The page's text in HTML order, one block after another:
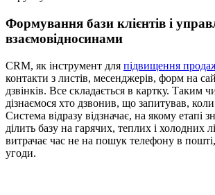
Формування бази клієнтів і
взаємовідносинами
CRM, як інструмент для підвищення
контакти з листів, месенджерів, форм на
дзвінків. Все складається в картку. Таким
дізнаємося хто дзвонив, що запитував,
Система відразу відзначає, на якому етапі
ділить базу на гарячих, теплих і холодних
витрачає час не на пошук телефону в пошті,
угоди.